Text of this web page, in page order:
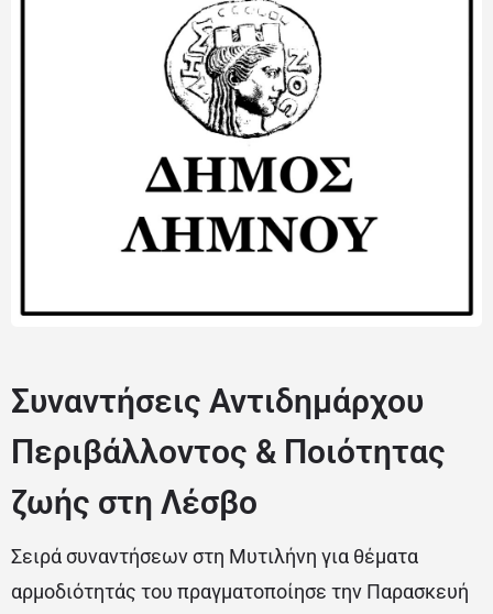
Συναντήσεις Αντιδημάρχου
Περιβάλλοντος & Ποιότητας
ζωής στη Λέσβο
Σειρά συναντήσεων στη Μυτιλήνη για θέματα
αρμοδιότητάς του πραγματοποίησε την Παρασκευή